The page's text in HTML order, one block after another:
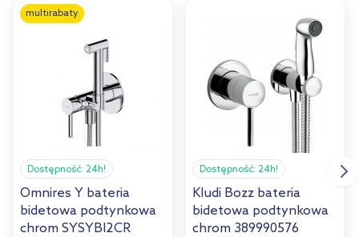
multirabaty
Dostępność: 24h!
Omnires Y bateria
bidetowa podtynkowa
chrom SYSYBI2CR
Dostępność:24h!
Kludi Bozz bateria
bidetowa podtynkowa
chrom 389990576